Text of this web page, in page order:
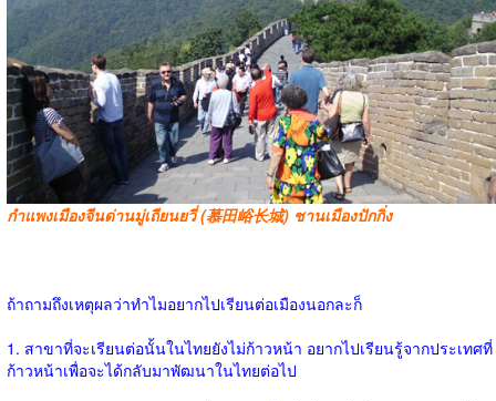
กำแพงเมืองจีนด่านมู่เถียนยวี่ (慕田峪长城) ชานเมืองปักกิ่ง
ถ้าถามถึงเหตุผลว่าทำไมอยากไปเรียนต่อเมืองนอกละก็
1. สาขาที่จะเรียนต่อนั้นในไทยยังไม่ก้าวหน้า อยากไปเรียนรู้จากประเทศที่
ก้าวหน้าเพื่อจะได้กลับมาพัฒนาในไทยต่อไป